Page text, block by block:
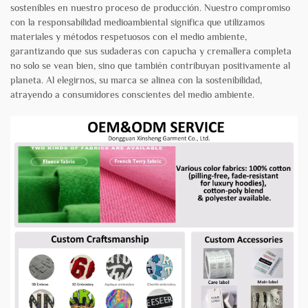
sostenibles en nuestro proceso de producción. Nuestro compromiso
con la responsabilidad medioambiental significa que utilizamos
materiales y métodos respetuosos con el medio ambiente,
garantizando que sus sudaderas con capucha y cremallera completa
no solo se vean bien, sino que también contribuyan positivamente al
planeta. Al elegirnos, su marca se alinea con la sostenibilidad,
atrayendo a consumidores conscientes del medio ambiente.